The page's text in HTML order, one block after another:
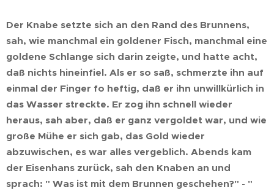
Der Knabe setzte sich an den Rand des Brunnens,
sah, wie manchmal ein goldener Fisch, manchmal eine
goldene Schlange sich darin zeigte, und hatte acht,
daß nichts hineinfiel. Als er so saß, schmerzte ihn auf
einmal der Finger fo heftig, daß er ihn unwillkürlich in
das Wasser streckte. Er zog ihn schnell wieder
heraus, sah aber, daß er ganz vergoldet war, und wie
große Mühe er sich gab, das Gold wieder
abzuwischen, es war alles vergeblich. Abends kam
der Eisenhans zurück, sah den Knaben an und
sprach: " Was ist mit dem Brunnen geschehen?" - "